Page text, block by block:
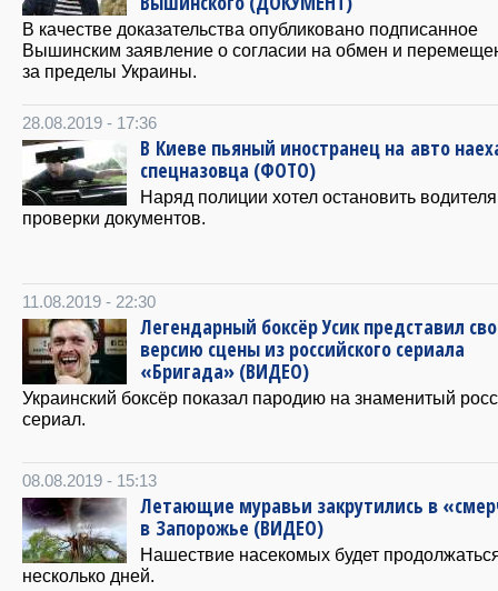
В качестве доказательства опубликовано подписанное
Вышинским заявление о согласии на обмен и
за пределы Украины.
28.08.2019 - 17:36
В Киеве пьяный иностранец на авто
спецназовца (ФОТО)
Наряд полиции хотел остановить
проверки документов.
11.08.2019 - 22:30
Легендарный боксёр Усик представил
версию сцены из российского сериала
«Бригада» (ВИДЕО)
Украинский боксёр показал пародию на знаменитый
сериал.
08.08.2019 - 15:13
Летающие муравьи закрутились в
в Запорожье (ВИДЕО)
Нашествие насекомых будет
несколько дней.